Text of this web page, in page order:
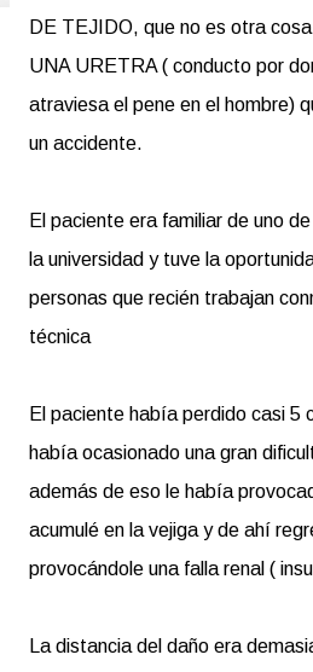
DE TEJIDO, que no es otra
UNA URETRA ( conducto por
atraviesa el pene en el hombre)
un accidente.
El paciente era familiar de uno
la universidad y tuve la
personas que recién trabajan
técnica
El paciente había perdido casi 5
había ocasionado una gran
además de eso le había
acumulé en la vejiga y de ahí
provocándole una falla renal (
La distancia del daño era